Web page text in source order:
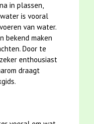
in plassen,
is vooral
van water.
bekend maken
Door te
enthousiast
draagt